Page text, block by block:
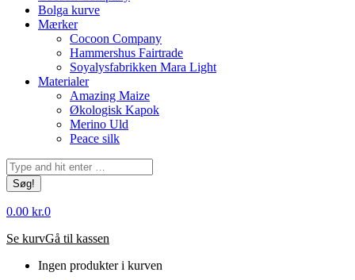
Bolga kurve
Mærker
Cocoon Company
Hammershus Fairtrade
Soyalysfabrikken Mara Light
Materialer
Amazing Maize
Økologisk Kapok
Merino Uld
Peace silk
Søg:
0.00 kr.0
Se kurvGå til kassen
Ingen produkter i kurven